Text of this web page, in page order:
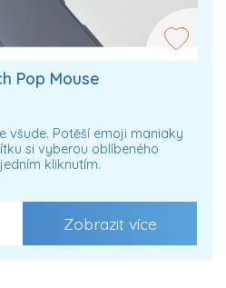
Pop Mouse
všude. Potěší emoji maniaky
si vyberou oblíbeného
kliknutím.
Zobrazit více